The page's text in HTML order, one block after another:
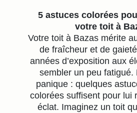
5 astuces colorées
votre toit à
Votre toit à Bazas mérite
de fraîcheur et de
années d’exposition aux
sembler un peu fatigué.
panique : quelques
colorées suffisent pour lui
éclat. Imaginez un toit